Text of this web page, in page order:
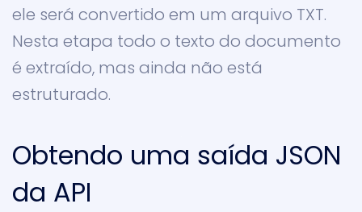
ele será convertido em um arquivo TXT.
Nesta etapa todo o texto do documento
é extraído, mas ainda não está
estruturado.
Obtendo uma saída JSON
da API